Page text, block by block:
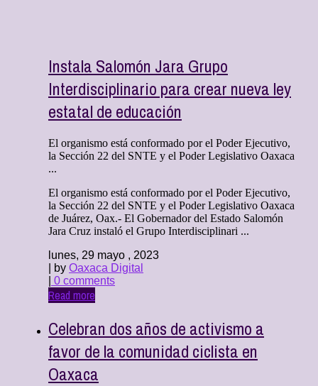
Instala Salomón Jara Grupo
Interdisciplinario para crear nueva ley
estatal de educación
El organismo está conformado por el Poder Ejecutivo,
la Sección 22 del SNTE y el Poder Legislativo Oaxaca
...
El organismo está conformado por el Poder Ejecutivo,
la Sección 22 del SNTE y el Poder Legislativo Oaxaca
de Juárez, Oax.- El Gobernador del Estado Salomón
Jara Cruz instaló el Grupo Interdisciplinari ...
lunes, 29 mayo , 2023
| by Oaxaca Digital
0 comments
Read more
Celebran dos años de activismo a
favor de la comunidad ciclista en
Oaxaca